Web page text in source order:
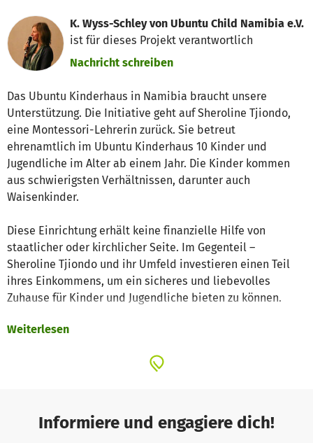
K. Wyss-Schley von Ubuntu Child Namibia e.V.
ist für dieses Projekt verantwortlich
Nachricht schreiben
Das Ubuntu Kinderhaus in Namibia braucht unsere
Unterstützung. Die Initiative geht auf Sheroline Tjiondo,
eine Montessori-Lehrerin zurück. Sie betreut
ehrenamtlich im Ubuntu Kinderhaus 10 Kinder und
Jugendliche im Alter ab einem Jahr. Die Kinder kommen
aus schwierigsten Verhältnissen, darunter auch
Waisenkinder.
Diese Einrichtung erhält keine finanzielle Hilfe von
staatlicher oder kirchlicher Seite. Im Gegenteil –
Sheroline Tjiondo und ihr Umfeld investieren einen Teil
ihres Einkommens, um ein sicheres und liebevolles
Zuhause für Kinder und Jugendliche bieten zu können.
Uns ist es gelungen, Anfang 2024 ein solides Haus mit
Katutura zu finanzieren. Möglich wurde dies auch mit Hilfe
Nun geht es um die Finanzierung der
Weiterlesen
Informiere und engagiere dich!